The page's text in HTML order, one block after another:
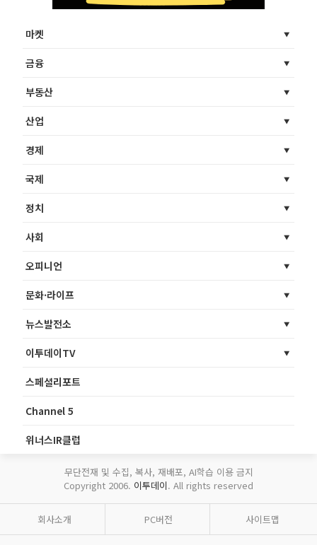
마켓
금융
부동산
산업
경제
국제
정치
사회
오피니언
문화·라이프
뉴스발전소
이투데이TV
스페셜리포트
Channel 5
위너스IR클럽
무단전재 및 수집, 복사, 재배포, AI학습 이용 금지
Copyright 2006. 이투데이. All rights reserved
회사소개 PC버전 사이트맵